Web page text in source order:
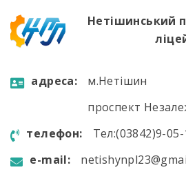
Нетішинський
aдресa:
м.Нетішин
проспект
телефон:
Тел:(03842)9-
e-mail: